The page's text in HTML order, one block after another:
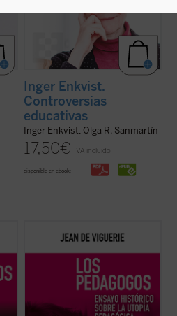
Inger Enkvist.
Controversias
educativas
Inger Enkvist, Olga R. Sanmartín
17,50€ IVA incluido
disponible en ebook:
Jean de Viguerie ilumina a los padres sobre
lo que han hecho algunos de los más
como Freinet, Ferrière, Piaget, Meirieu:
desarrollar los sistemas utópicos
propuestos hace siglos por pensadores
(ver ficha)